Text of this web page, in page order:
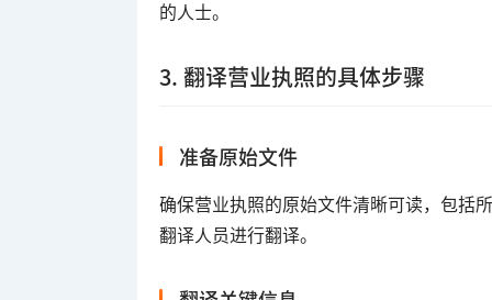
的人士。
3. 翻译营业执照的具体步骤
准备原始文件
确保营业执照的原始文件清晰可读，包括
翻译人员进行翻译。